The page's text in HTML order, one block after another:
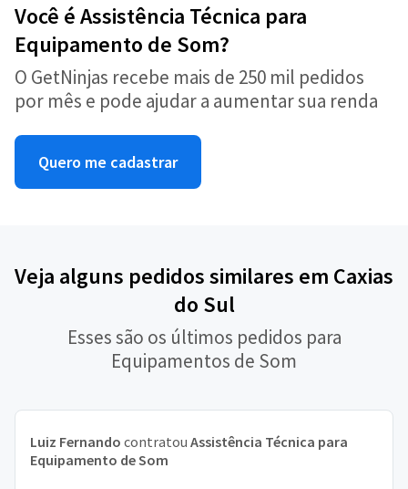
Você é Assistência Técnica para
Equipamento de Som?
O GetNinjas recebe mais de 250 mil pedidos
por mês e pode ajudar a aumentar sua renda
Quero me cadastrar
Veja alguns pedidos similares em Caxias
do Sul
Esses são os últimos pedidos para
Equipamentos de Som
Luiz Fernando contratou Assistência Técnica para
Equipamento de Som